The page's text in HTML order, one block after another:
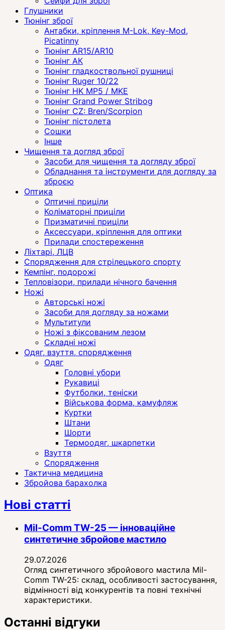
Глушники
Тюнінг зброї
Антабки, кріплення M-Lok, Key-Mod,
Picatinny
Тюнінг AR15/AR10
Тюнінг АК
Тюнінг гладкоствольної рушниці
Тюнінг Ruger 10/22
Тюнінг HK MP5 / MKE
Тюнінг Grand Power Stribog
Тюнінг CZ: Bren/Scorpion
Тюнінг пістолета
Сошки
Інше
Чищення та догляд зброї
Засоби для чищення та догляду зброї
Обладнання та інструменти для догляду за
зброєю
Оптика
Оптичні приціли
Коліматорні приціли
Призматичні приціли
Аксессуари, кріплення для оптики
Прилади спостереження
Ліхтарі, ЛЦВ
Спорядження для стрілецького спорту
Кемпінг, подорожі
Тепловізори, прилади нічного бачення
Ножі
Авторські ножі
Засоби для догляду за ножами
Мультитули
Ножі з фіксованим лезом
Складні ножі
Одяг, взуття, спорядження
Одяг
Головні убори
Рукавиці
Футболки, теніски
Військова форма, камуфляж
Куртки
Штани
Шорти
Термоодяг, шкарпетки
Взуття
Спорядження
Тактична медицина
Збройова барахолка
Нові статті
Mil-Comm TW-25 — інноваційне
синтетичне збройове мастило
29.07.2026
Огляд синтетичного збройового мастила Mil-
Comm TW-25: склад, особливості застосування,
відмінності від конкурентів та повні технічні
характеристики.
Останні відгуки